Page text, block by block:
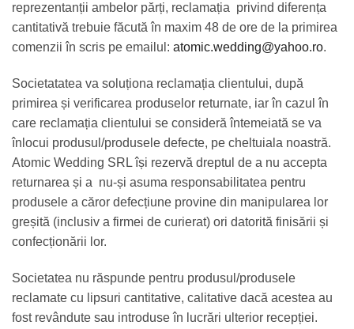
reprezentanții ambelor părți, reclamația privind diferența
cantitativă trebuie făcută în maxim 48 de ore de la primirea
comenzii în scris pe emailul: atomic.wedding@yahoo.ro.
Societatatea va soluționa reclamația clientului, după
primirea și verificarea produselor returnate, iar în cazul în
care reclamația clientului se consideră întemeiată se va
înlocui produsul/produsele defecte, pe cheltuiala noastră.
Atomic Wedding SRL își rezervă dreptul de a nu accepta
returnarea și a nu-și asuma responsabilitatea pentru
produsele a căror defecțiune provine din manipularea lor
greșită (inclusiv a firmei de curierat) ori datorită finisării și
confecționării lor.
Societatea nu răspunde pentru produsul/produsele
reclamate cu lipsuri cantitative, calitative dacă acestea au
fost revândute sau introduse în lucrări ulterior recepției.